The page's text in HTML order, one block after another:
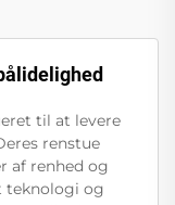
til at levere
renstue
af renhed og
teknologi og